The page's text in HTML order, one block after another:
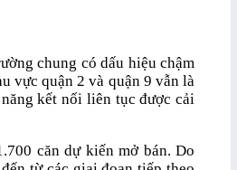
chung có dấu hiệu chậm
vực quận 2 và quận 9 vẫn là
kết nối liên tục được cải
căn dự kiến mở bán. Do